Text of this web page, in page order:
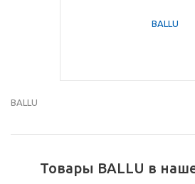
BALLU
Товары BALLU в